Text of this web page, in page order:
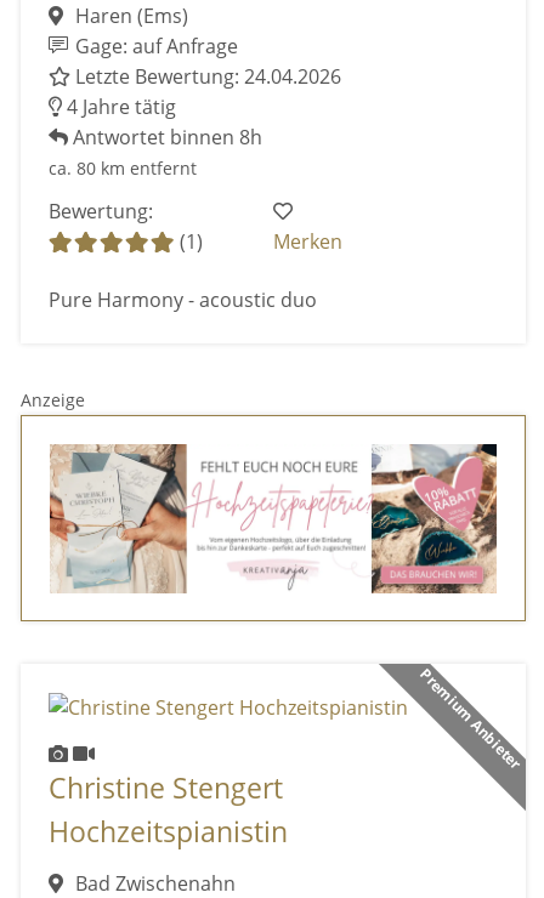
Haren (Ems)
Gage: auf Anfrage
Letzte Bewertung: 24.04.2026
4 Jahre tätig
Antwortet binnen 8h
ca. 80 km entfernt
Bewertung:
(1)
Merken
Pure Harmony - acoustic duo
Anzeige
Premium Anbieter
Christine Stengert
Hochzeitspianistin
Bad Zwischenahn